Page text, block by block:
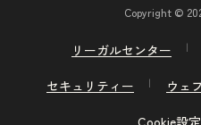
Copyright ©
リーガルセンター
セキュリティー
ウェ
Cookie設